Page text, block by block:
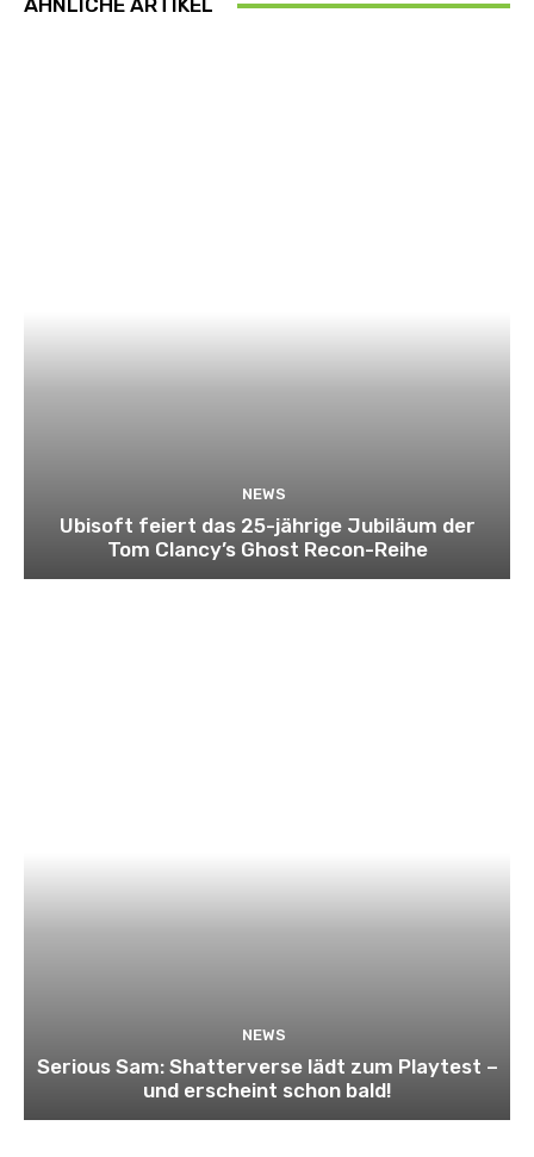
ÄHNLICHE ARTIKEL
NEWS
Ubisoft feiert das 25-jährige Jubiläum der
Tom Clancy’s Ghost Recon-Reihe
NEWS
Serious Sam: Shatterverse lädt zum Playtest –
und erscheint schon bald!